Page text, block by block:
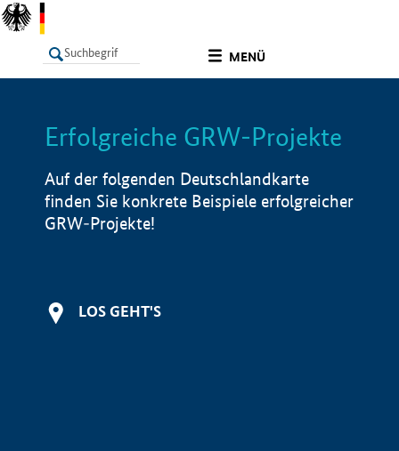
MENÜ
LISTE Info
Erfolgreiche GRW-Projekte
Auf der folgenden Deutschlandkarte
finden Sie konkrete Beispiele erfolgreicher
GRW-Projekte!
LOS GEHT'S